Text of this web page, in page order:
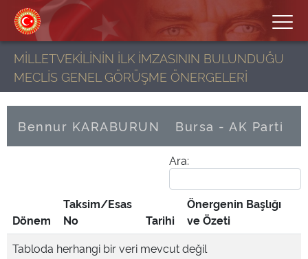
MİLLETVEKİLİNİN İLK İMZASININ BULUNDUĞU
MECLİS GENEL GÖRÜŞME ÖNERGELERİ
Bennur KARABURUN Bursa - AK Parti
Ara:
Dönem
Taksim/Esas
No
Tarihi
Önergenin Başlığı
ve Özeti
Tabloda herhangi bir veri mevcut değil